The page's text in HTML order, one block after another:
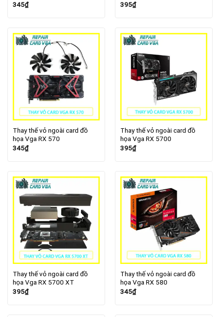
345₫
395₫
Thay thế vỏ ngoài card đồ
họa Vga RX 570
345₫
Thay thế vỏ ngoài card đồ
họa Vga RX 5700
395₫
Thay thế vỏ ngoài card đồ
họa Vga RX 5700 XT
395₫
Thay thế vỏ ngoài card đồ
họa Vga RX 580
345₫